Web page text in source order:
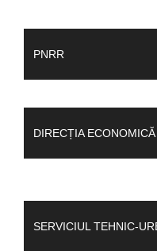
PNRR
DIRECȚIA ECONOMICĂ
SERVICIUL TEHNIC-